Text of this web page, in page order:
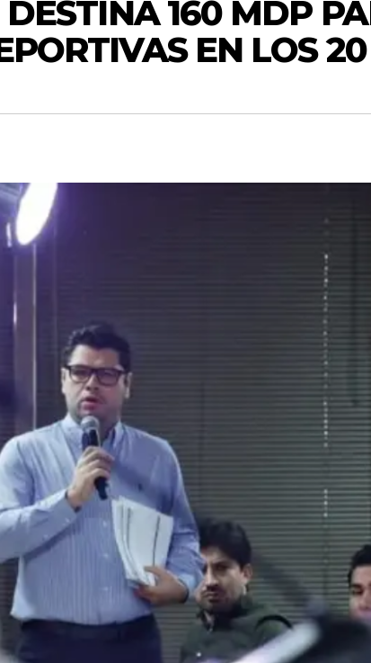
160 MDP
EN LOS